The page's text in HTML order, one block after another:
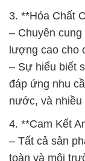
3. **Hóa Chất
– Chuyên
lượng cao cho
– Sự hiểu biết
đáp ứng nhu
nước, và
4. **Cam Kết
– Tất cả sản
toàn và môi